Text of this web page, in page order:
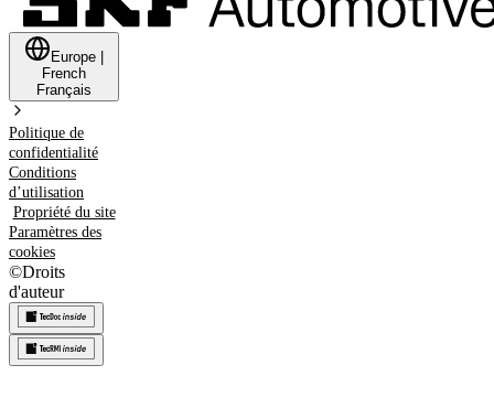
Europe
French
Français
Politique de
confidentialité
Conditions
d’utilisation
Propriété du site
Paramètres des
cookies
©Droits
d'auteur